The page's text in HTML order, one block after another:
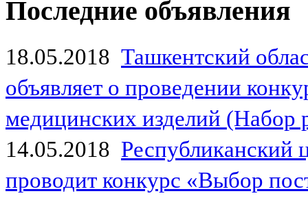
Последние объявления
18.05.2018 Ташкентский
объявляет о проведении
медицинских изделий (Набор
14.05.2018
проводит конкурс «Выбор